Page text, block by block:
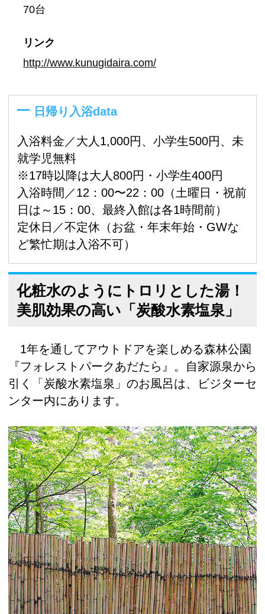
70台
リンク
http://www.kunugidaira.com/
日帰り入浴data
入浴料金／大人1,000円、小学生500円、未
就学児無料
※17時以降は大人800円・小学生400円
入浴時間／12：00〜22：00（土曜日・祝前
日は～15：00、最終入館は各1時間前）
定休日／不定休（お盆・年末年始・GWな
ど繁忙期は入浴不可）
化粧水のようにトロリとした湯！
美肌効果の高い「炭酸水素塩泉」
1年を通してアウトドアを楽しめる森林公園
『フォレストパークあだたら』。自家源泉から
引く「炭酸水素塩泉」のお風呂は、ビジターセ
ンター内にあります。